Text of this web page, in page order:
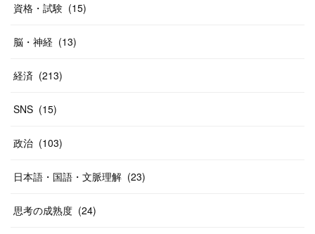
資格・試験 (15)
脳・神経 (13)
経済 (213)
SNS (15)
政治 (103)
日本語・国語・文脈理解 (23)
思考の成熟度 (24)